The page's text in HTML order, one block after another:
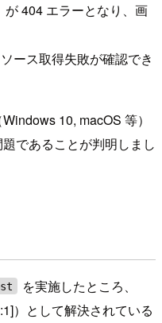
404 エラーとなり、画
ース取得失敗が確認でき
10, macOS 等）
であることが判明しまし
を実施したところ、
）として解決されている